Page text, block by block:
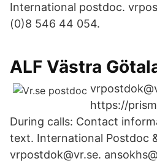
International postdoc.
(0)8 546 44 054.
ALF Västra
https://
During calls: Contact
text. International Postdoc
vrpostdok@vr.se.